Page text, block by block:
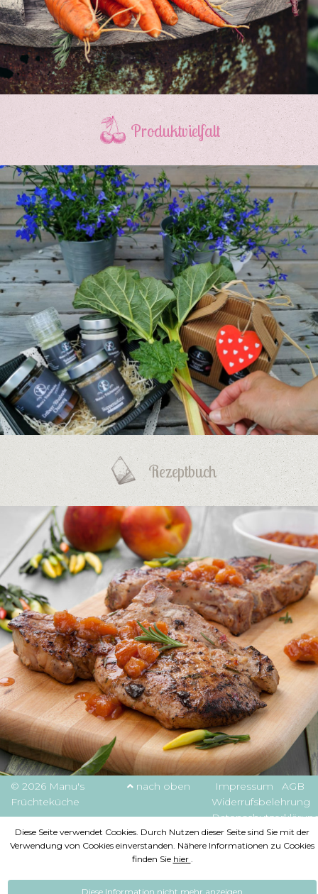
Produktvielfalt
Rezeptbuch
© 2026 Manu's
Früchteküche
nach oben Impressum
AGB
Widerrufsbelehrung
Diese Seite verwendet Cookies. Durch Nutzen dieser Seite sind Sie mit der
Verwendung von Cookies einverstanden. Nähere Informationen zu Cookies
finden Sie hier .
Diese Information nicht mehr anzeigen